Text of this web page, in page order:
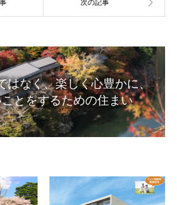
はなく、楽しく心豊かに、
とをするための住まい